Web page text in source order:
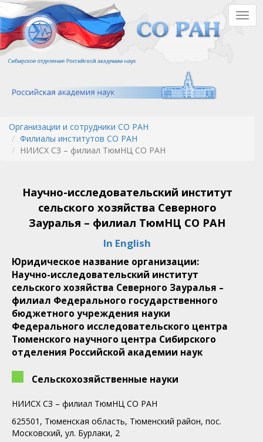
Перейти
к
основному
содержанию
Организации и сотрудники СО РАН
Филиалы институтов СО РАН
НИИСХ СЗ – филиал ТюмНЦ СО РАН
Научно-исследовательский институт
сельского хозяйства Северного
Зауралья – филиал ТюмНЦ СО РАН
In English
Юридическое название организации:
Научно-исследовательский институт
сельского хозяйства Северного Зауралья –
филиал Федерального государственного
бюджетного учреждения науки
Федерального исследовательского центра
Тюменского научного центра Сибирского
отделения Российской академии наук
Сельскохозяйственные науки
НИИСХ СЗ – филиал ТюмНЦ СО РАН
625501, Тюменская область, Тюменский район, пос.
Московский, ул. Бурлаки, 2